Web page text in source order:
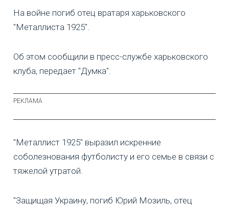
На войне погиб отец вратаря харьковского
"Металлиста 1925".
Об этом сообщили в пресс-службе харьковского
клуба, передает "Думка".
"Металлист 1925" выразил искренние
соболезнования футболисту и его семье в связи с
тяжелой утратой.
"Защищая Украину, погиб Юрий Мозиль, отец